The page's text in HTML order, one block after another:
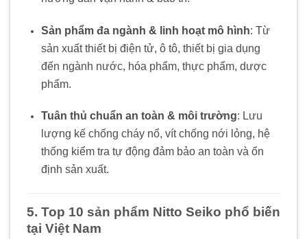
Sản phẩm đa ngành & linh hoạt mô hình: Từ
sản xuất thiết bị điện tử, ô tô, thiết bị gia dụng
đến ngành nước, hóa phẩm, thực phẩm, dược
phẩm.
Tuân thủ chuẩn an toàn & môi trường: Lưu
lượng kế chống cháy nổ, vít chống nới lỏng, hệ
thống kiểm tra tự động đảm bảo an toàn và ổn
định sản xuất.
5. Top 10 sản phẩm Nitto Seiko phổ biến
tại Việt Nam